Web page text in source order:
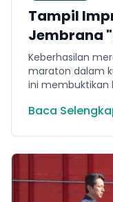
Tampil
Jembrana
4 Gelar
Jawa
Keberhasilan
maraton dalam
ini membuktikan
dimiliki
Baca